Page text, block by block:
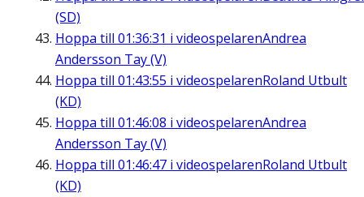
(SD)
Hoppa till 01:36:31 i videospelarenAndrea
Andersson Tay (V)
Hoppa till 01:43:55 i videospelarenRoland Utbult
(KD)
Hoppa till 01:46:08 i videospelarenAndrea
Andersson Tay (V)
Hoppa till 01:46:47 i videospelarenRoland Utbult
(KD)